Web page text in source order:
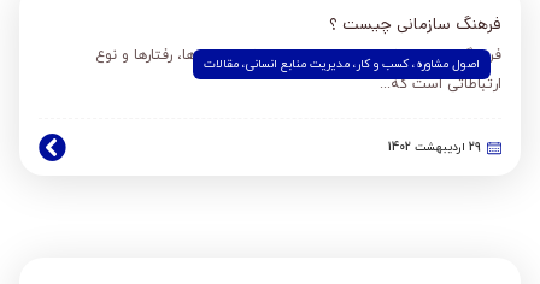
اصول مشاوره،کسب و کار، مدیریت منابع انسانی، مقالات
فرهنگ سازمانی چیست ؟
فرهنگ سازمانی شامل مجموعه ای از ارزش ها، باورها، رفتارها و نوع
ارتباطاتی است که...
29 اردیبهشت 1402